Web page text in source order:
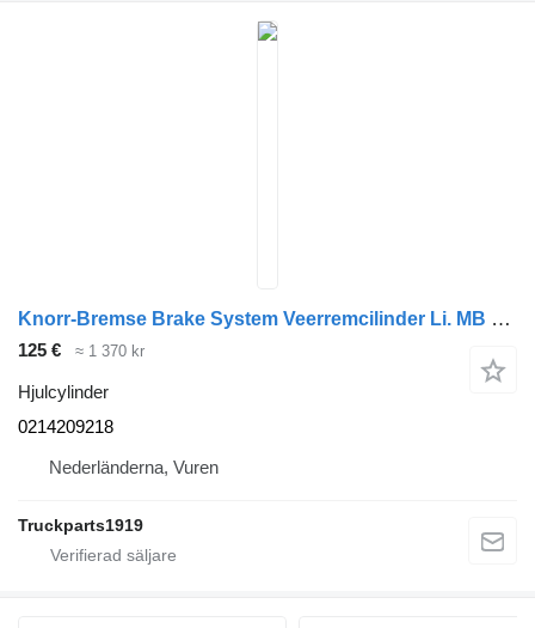
Knorr-Bremse Brake System Veerremcilinder Li. MB MP4 0214209218 hjulcylinder till dragbil
125 € ≈ 1 370 kr
Hjulcylinder
0214209218
Nederländerna, Vuren
Truckparts1919